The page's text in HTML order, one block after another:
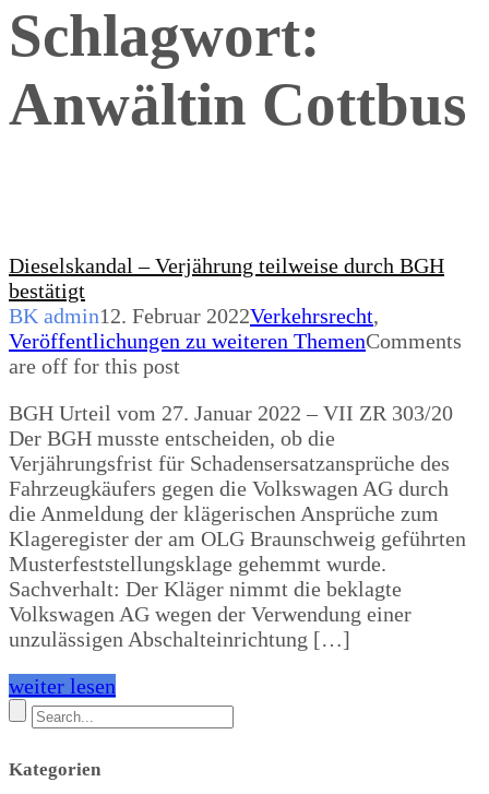
Schlagwort:
Anwältin Cottbus
Dieselskandal – Verjährung teilweise durch BGH
bestätigt
BK admin12. Februar 2022Verkehrsrecht,
Veröffentlichungen zu weiteren ThemenComments
are off for this post
BGH Urteil vom 27. Januar 2022 – VII ZR 303/20
Der BGH musste entscheiden, ob die
Verjährungsfrist für Schadensersatzansprüche des
Fahrzeugkäufers gegen die Volkswagen AG durch
die Anmeldung der klägerischen Ansprüche zum
Klageregister der am OLG Braunschweig geführten
Musterfeststellungsklage gehemmt wurde.
Sachverhalt: Der Kläger nimmt die beklagte
Volkswagen AG wegen der Verwendung einer
unzulässigen Abschalteinrichtung […]
weiter lesen
Kategorien